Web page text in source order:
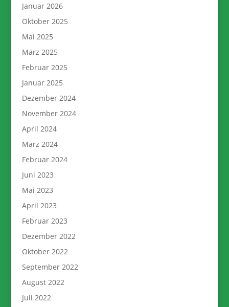
Januar 2026
Oktober 2025
Mai 2025
März 2025
Februar 2025
Januar 2025
Dezember 2024
November 2024
April 2024
März 2024
Februar 2024
Juni 2023
Mai 2023
April 2023
Februar 2023
Dezember 2022
Oktober 2022
September 2022
August 2022
Juli 2022